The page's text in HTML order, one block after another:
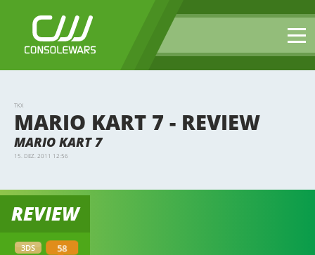
TKX
MARIO KART 7 - REVIEW
MARIO KART 7
15. DEZ. 2011 12:56
REVIEW
3DS 58